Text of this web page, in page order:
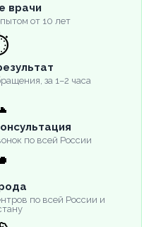
врачи
от 10 лет
за 1–2 часа
по всей России
по всей России и